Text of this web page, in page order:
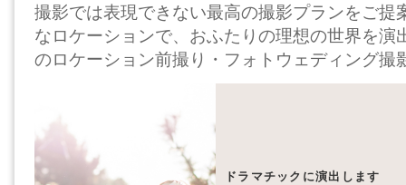
撮影では表現できない最高の撮影プランをご提
なロケーションで、おふたりの理想の世界を演
のロケーション前撮り・フォトウェディング撮
ドラマチックに演出します